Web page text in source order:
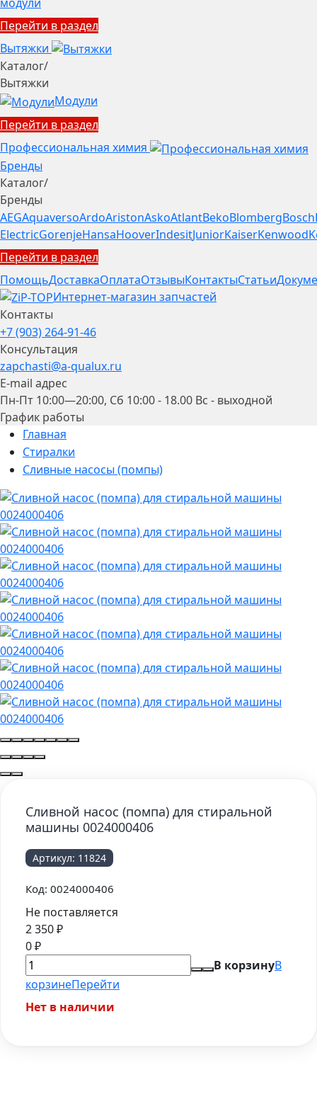
Перейти в раздел
Вытяжки
Каталог/
Вытяжки
Модули
Перейти в раздел
Профессиональная химия
Бренды
Каталог/
Бренды
AEGAquaversoArdoAristonAskoAtlantBekoBlombergBosch
ElectricGorenjeHansaHooverIndesitJuniorKaiserKenwood
Перейти в раздел
ПомощьДоставкаОплатаОтзывыКонтактыСтатьи
Интернет-магазин запчастей
Контакты
+7 (903) 264-91-46
Консультация
zapchasti@a-qualux.ru
E-mail адрес
Пн-Пт 10:00—20:00, Сб 10:00 - 18.00 Вс - выходной
График работы
Главная
Стиралки
Сливные насосы (помпы)
Сливной насос (помпа) для стиральной
машины 0024000406
Артикул: 11824
Код: 0024000406
Не поставляется
2 350₽
0₽
В корзинуВ
корзинеПерейти
Нет в наличии